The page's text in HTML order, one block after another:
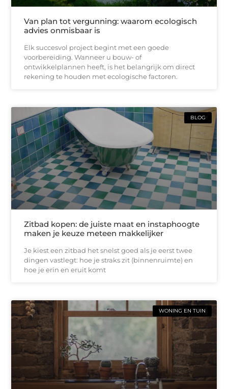
Van plan tot vergunning: waarom ecologisch
advies onmisbaar is
Elk succesvol project begint met een goede
voorbereiding. Wanneer u bouw- of
ontwikkelplannen heeft, is het belangrijk om direct
rekening te houden met ecologische factoren.
BLOG
Zitbad kopen: de juiste maat en instaphoogte
maken je keuze meteen makkelijker
Je kiest een zitbad het snelst goed als je eerst twee
dingen vastlegt: hoe je straks zit (binnenruimte) en
hoe je erin en eruit komt
WONING EN TUIN